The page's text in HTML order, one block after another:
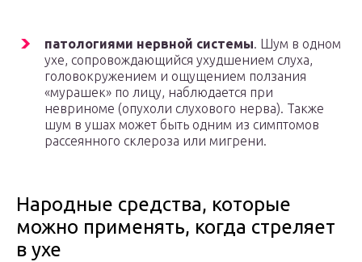
патологиями нервной системы. Шум в одном
ухе, сопровождающийся ухудшением слуха,
головокружением и ощущением ползания
«мурашек» по лицу, наблюдается при
невриноме (опухоли слухового нерва). Также
шум в ушах может быть одним из симптомов
рассеянного склероза или мигрени.
Народные средства, которые
можно применять, когда стреляет
в ухе